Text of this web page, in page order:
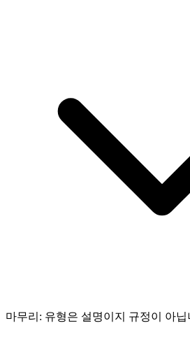
마무리: 유형은 설명이지 규정이 아닙